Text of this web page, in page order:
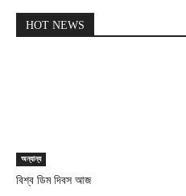
HOT NEWS
অন্যান্য
বিশ্ব ডিম দিবস আজ